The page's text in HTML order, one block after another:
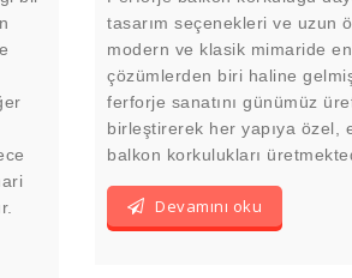
tasarım seçenekleri ve uzun
modern ve klasik mimaride
çözümlerden biri haline
ferforje sanatını günümüz
birleştirerek her yapıya özel,
balkon korkulukları
Devamını oku